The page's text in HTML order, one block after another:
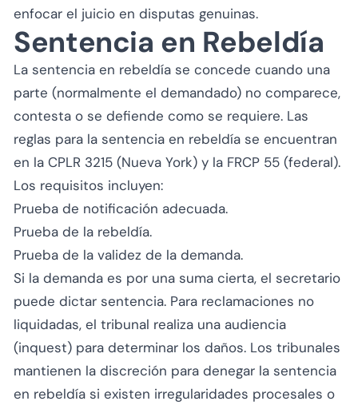
enfocar el juicio en disputas genuinas.
Sentencia en Rebeldía
La sentencia en rebeldía se concede cuando una
parte (normalmente el demandado) no comparece,
contesta o se defiende como se requiere. Las
reglas para la sentencia en rebeldía se encuentran
en la CPLR 3215 (Nueva York) y la FRCP 55 (federal).
Los requisitos incluyen:
Prueba de notificación adecuada.
Prueba de la rebeldía.
Prueba de la validez de la demanda.
Si la demanda es por una suma cierta, el secretario
puede dictar sentencia. Para reclamaciones no
liquidadas, el tribunal realiza una audiencia
(inquest) para determinar los daños. Los tribunales
mantienen la discreción para denegar la sentencia
en rebeldía si existen irregularidades procesales o